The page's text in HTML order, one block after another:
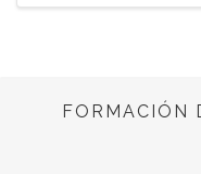
FORMACIÓN